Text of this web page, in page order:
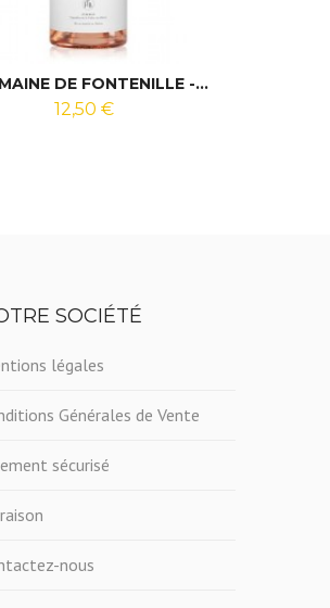
DE FONTENILLE -...
12,50 €
SOCIÉTÉ
légales
Générales de Vente
sécurisé
nous